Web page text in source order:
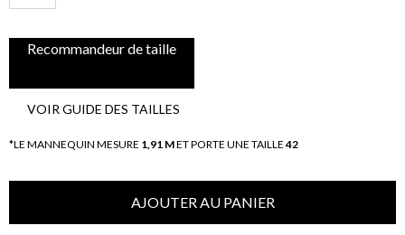
Recommandeur de taille
VOIR GUIDE DES TAILLES
*LE MANNEQUIN MESURE 1,91 MET PORTE UNE TAILLE42
AJOUTER AU PANIER